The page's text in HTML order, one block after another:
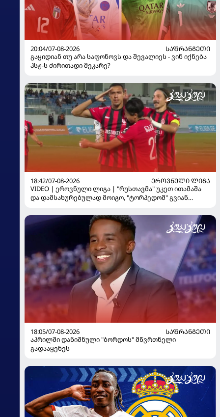
20:04/07-08-2026
ᲡᲐᲤᲠᲐᲜᲒᲔᲗᲘ
გაყიდიან თუ არა საფონოვს და შევალიეს - ვინ იქნება
პსჟ-ს ძირითადი მეკარე?
18:42/07-08-2026
ᲔᲠᲝᲕᲜᲣᲚᲘ ᲚᲘᲒᲐ
VIDEO | ეროვნული ლიგა | "რუსთავმა" უკეთ ითამაშა
და დამსახურებულად მოიგო, "ტორპედომ" გვიან
18:05/07-08-2026
ᲡᲐᲤᲠᲐᲜᲒᲔᲗᲘ
აპრილში დანიშნული "ბორდოს" მწვრთნელი
გადააყენეს